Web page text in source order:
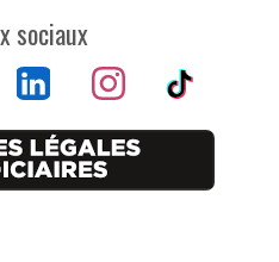
sociaux